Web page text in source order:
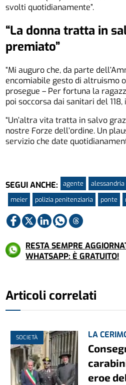
svolti quotidianamente”.
“La donna tratta in
premiato”
“Mi auguro che, da parte
encomiabile gesto di altruismo
prosegue – Per fortuna la
poi soccorsa dai sanitari del
“Un’altra vita tratta in salvo
nostre Forze dell’ordine. Un
servizio che date
SEGUI ANCHE: agente alessandria
meier
polizia penitenziaria ponte
RESTA SEMPRE
WHATSAPP: È GRATUITO!
Articoli correlati
SOCIETÀ LA
eroe